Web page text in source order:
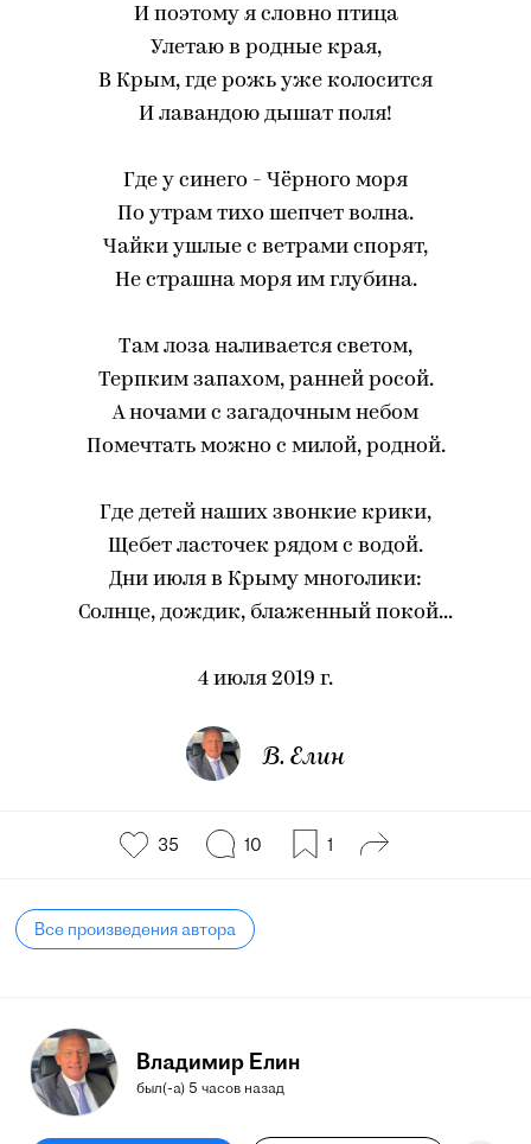
И поэтому я словно птица
Улетаю в родные края,
В Крым, где рожь уже колосится
И лавандою дышат поля!
Где у синего - Чёрного моря
По утрам тихо шепчет волна.
Чайки ушлые с ветрами спорят,
Не страшна моря им глубина.
Там лоза наливается светом,
Терпким запахом, ранней росой.
А ночами с загадочным небом
Помечтать можно с милой, родной.
Где детей наших звонкие крики,
Щебет ласточек рядом с водой.
Дни июля в Крыму многолики:
Солнце, дождик, блаженный покой...
4 июля 2019 г.
В. Елин
35 10 1
Все произведения автора
Владимир Елин
был(-а) 5 часов назад